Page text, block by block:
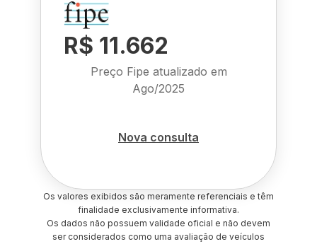
R$ 11.662
Preço Fipe atualizado em
Ago/2025
Nova consulta
Os valores exibidos são meramente referenciais e têm
finalidade exclusivamente informativa.
Os dados não possuem validade oficial e não devem
ser considerados como uma avaliação de veículos